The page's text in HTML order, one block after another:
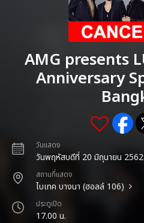
AMG presents
Anniversary
วันแสดง
วันพฤหัสบดีที่ 20 มิถุนายน 2562
สถานที่แสดง
ไบเทค บางนา (ฮอลล์ 106)
ประตูเปิด
17.00 น.